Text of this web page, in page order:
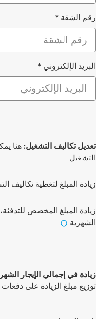
رقم الشقة *
البريد الإلكتروني *
تعديل تكاليف التشغيل: هنا
التشغيل.
زيادة المبلغ لتغطية تكاليف
زيادة المبلغ المخصص
الشهرية تشمل تكاليف التشغيل
زيادة في إجمالي الإيجار
توزيع مبلغ الزيادة على دفعات